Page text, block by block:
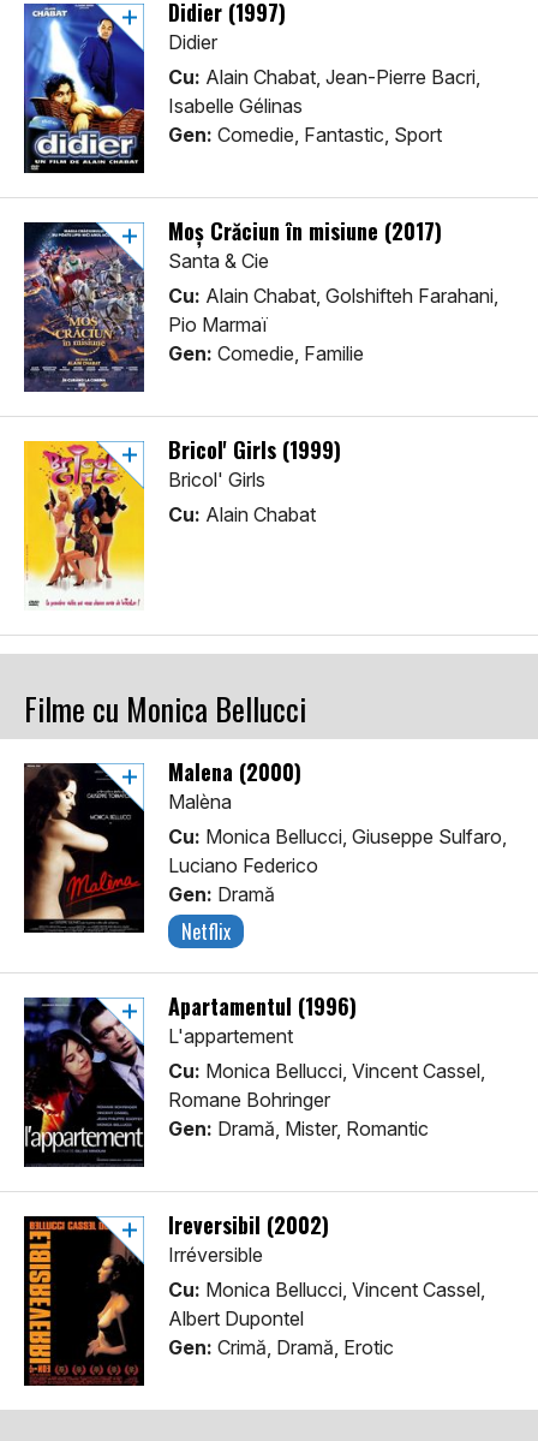
Didier (1997)
Didier
Cu: Alain Chabat, Jean-Pierre Bacri,
Isabelle Gélinas
Gen: Comedie, Fantastic, Sport
Moș Crăciun în misiune (2017)
Santa & Cie
Cu: Alain Chabat, Golshifteh Farahani,
Pio Marmaï
Gen: Comedie, Familie
Bricol' Girls (1999)
Bricol' Girls
Cu: Alain Chabat
Filme cu Monica Bellucci
Malena (2000)
Malèna
Cu: Monica Bellucci, Giuseppe Sulfaro,
Luciano Federico
Gen: Dramă
Netflix
Apartamentul (1996)
L'appartement
Cu: Monica Bellucci, Vincent Cassel,
Romane Bohringer
Gen: Dramă, Mister, Romantic
Ireversibil (2002)
Irréversible
Cu: Monica Bellucci, Vincent Cassel,
Albert Dupontel
Gen: Crimă, Dramă, Erotic